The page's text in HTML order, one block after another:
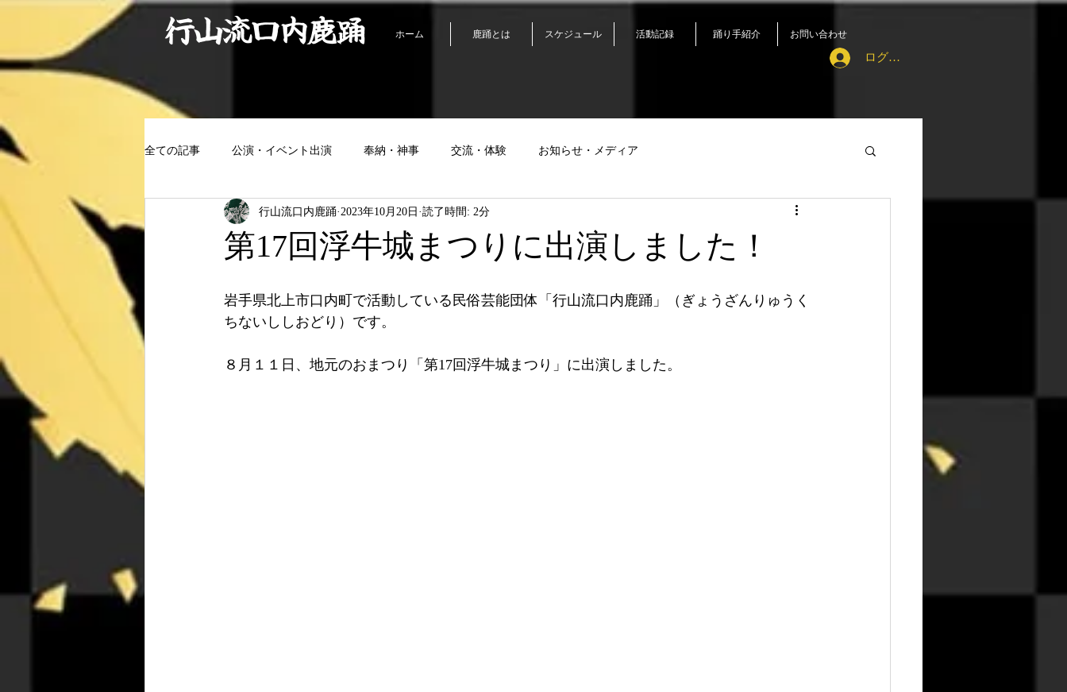
ホーム 鹿踊とは スケジュール 活動記録 踊り手紹介 お問い合わせ
行山流口内鹿踊
ログイン
全ての記事 公演・イベント出演 奉納・神事 交流・体験 お知らせ・メディア
第17回浮牛城まつりに出演しました！
行山流口内鹿踊 2023年10月20日 読了時間: 2分
岩手県北上市口内町で活動している民俗芸能団体「行山流口内鹿踊」（ぎょうざんりゅうく
ちないししおどり）です。
８月１１日、地元のおまつり「第17回浮牛城まつり」に出演しました。